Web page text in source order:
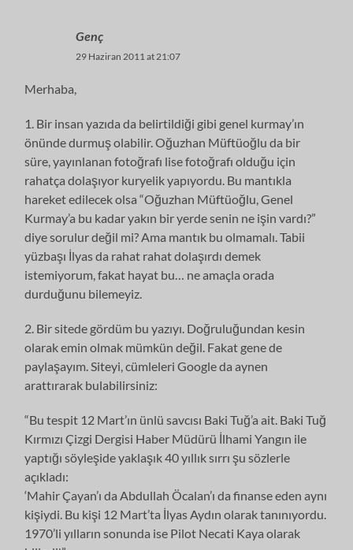
Genç
29 Haziran 2011 at 21:07
Merhaba,
1. Bir insan yazıda da belirtildiği gibi genel kurmay’ın
önünde durmuş olabilir. Oğuzhan Müftüoğlu da bir
süre, yayınlanan fotoğrafı lise fotoğrafı olduğu için
rahatça dolaşıyor kuryelik yapıyordu. Bu mantıkla
hareket edilecek olsa “Oğuzhan Müftüoğlu, Genel
Kurmay’a bu kadar yakın bir yerde senin ne işin vardı?”
diye sorulur değil mi? Ama mantık bu olmamalı. Tabii
yüzbaşı İlyas da rahat rahat dolaşırdı demek
istemiyorum, fakat hayat bu… ne amaçla orada
durduğunu bilemeyiz.
2. Bir sitede gördüm bu yazıyı. Doğruluğundan kesin
olarak emin olmak mümkün değil. Fakat gene de
paylaşayım. Siteyi, cümleleri Google da aynen
arattırarak bulabilirsiniz:
“Bu tespit 12 Mart’ın ünlü savcısı Baki Tuğ’a ait. Baki Tuğ
Kırmızı Çizgi Dergisi Haber Müdürü İlhami Yangın ile
yaptığı söyleşide yaklaşık 40 yıllık sırrı şu sözlerle
açıkladı:
‘Mahir Çayan’ı da Abdullah Öcalan’ı da finanse eden aynı
kişiydi. Bu kişi 12 Mart’ta İlyas Aydın olarak tanınıyordu.
1970’li yılların sonunda ise Pilot Necati Kaya olarak